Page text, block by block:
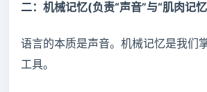
二：机械记忆(负责“声音”与“肌肉记
语言的本质是声音。机械记忆是我们
工具。